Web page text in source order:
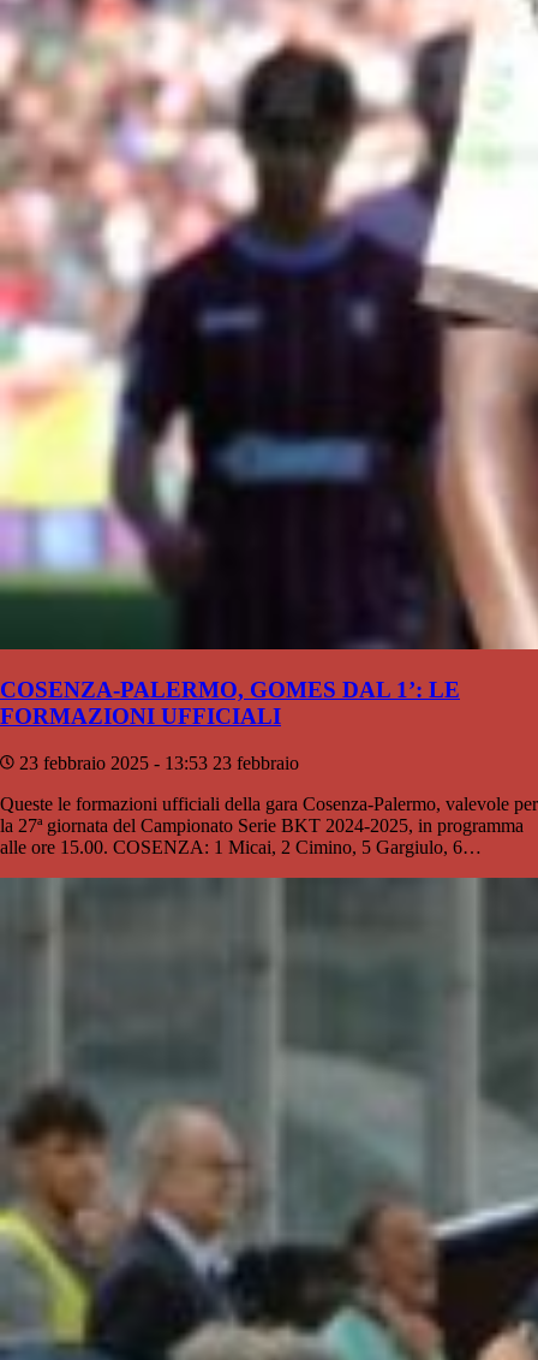
COSENZA-PALERMO, GOMES DAL 1’: LE
FORMAZIONI UFFICIALI
23 febbraio 2025 - 13:53 23 febbraio
Queste le formazioni ufficiali della gara Cosenza-Palermo, valevole per
la 27ª giornata del Campionato Serie BKT 2024-2025, in programma
alle ore 15.00. COSENZA: 1 Micai, 2 Cimino, 5 Gargiulo, 6…